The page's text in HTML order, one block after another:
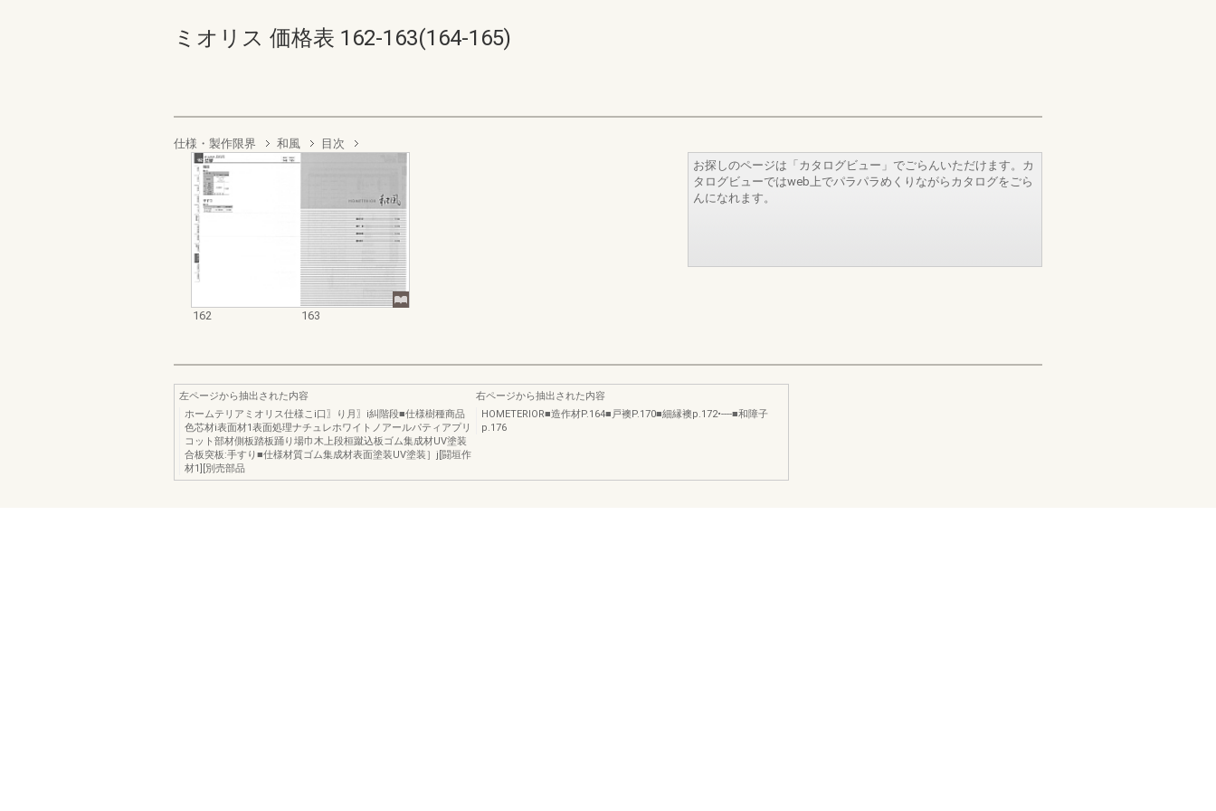
ミオリス 価格表 162-163(164-165)
仕様・製作限界 和風 目次
162 163
お探しのページは「カタログビュー」でごらんいただけます。カ
タログビューではweb上でパラパラめくりながらカタログをごら
んになれます。
左ページから抽出された内容
ホームテリアミオリス仕様こi口〗り月〗i糾階段■仕様樹種商品
色芯材i表面材1表面処理ナチュレホワイトノアールパティアプリ
コット部材側板踏板踊り場巾木上段桓蹴込板ゴム集成材UV塗装
合板突板:手すり■仕様材質ゴム集成材表面塗装UV塗装］j[闘垣作
材1][別売部品
右ページから抽出された内容
HOMETERIOR■造作材P.164■戸襖P.170■細縁襖p.172•----■和障子
p.176